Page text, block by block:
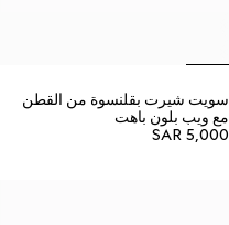
سويت شيرت بقلنسوة من القطن
مع ويب بلون باهت
SAR 5,000